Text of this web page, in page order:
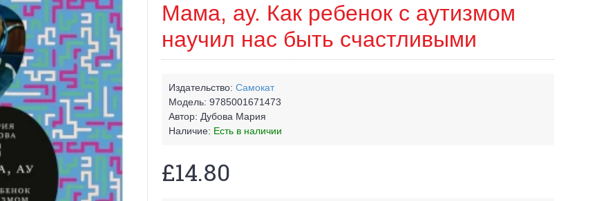
Мама, ау. Как ребенок с аутизмом
научил нас быть счастливыми
Издательство: Самокат
Модель: 9785001671473
Автор: Дубова Мария
Наличие: Есть в наличии
£14.80